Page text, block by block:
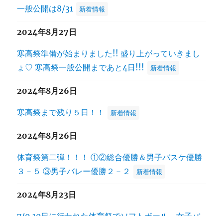
一般公開は8/31
新着情報
2024年8月27日
寒高祭準備が始まりました!! 盛り上がっていきまし
ょ♡ 寒高祭一般公開まであと4日!!!
新着情報
2024年8月26日
寒高祭まで残り５日！！ 新着情報
2024年8月26日
体育祭第二弾！！！ ①②総合優勝＆男子バスケ優勝
３－５ ③男子バレー優勝２－２
新着情報
2024年8月23日